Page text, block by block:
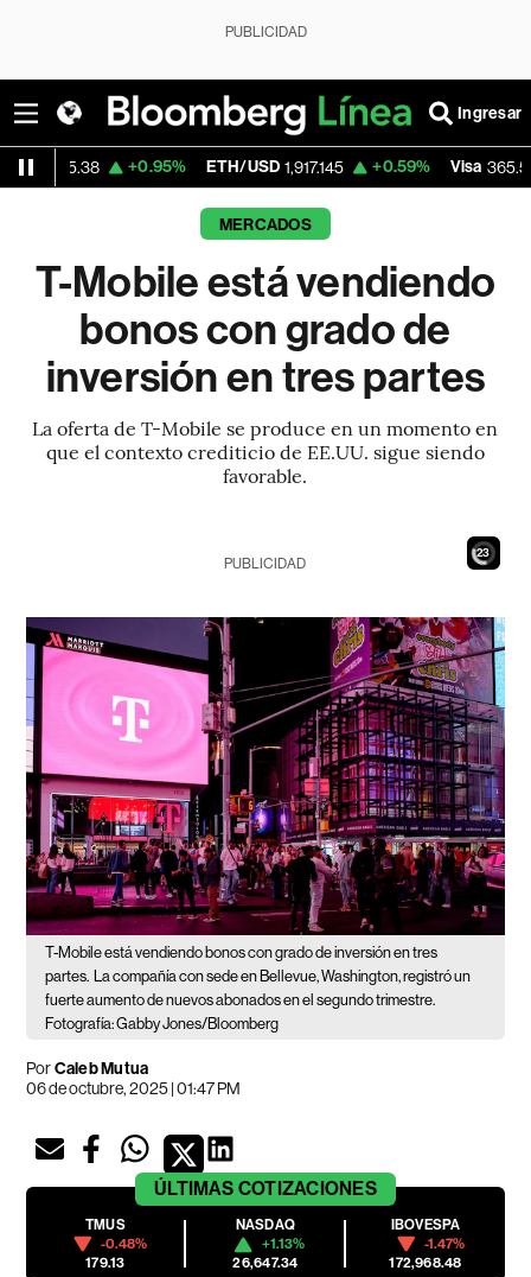
PUBLICIDAD
Ingresar
+0.95% ETH/USD 1,917.145 +0.59% Visa 365.55 -1.33%
MERCADOS
T-Mobile está vendiendo
bonos con grado de
inversión en tres partes
La oferta de T-Mobile se produce en un momento en
que el contexto crediticio de EE.UU. sigue siendo
favorable.
22
PUBLICIDAD
T-Mobile está vendiendo bonos con grado de inversión en tres
partes. La compañía con sede en Bellevue, Washington, registró un
fuerte aumento de nuevos abonados en el segundo trimestre.
Fotografía: Gabby Jones/Bloomberg
PorCaleb Mutua
06 de octubre, 2025 | 01:47 PM
ÚLTIMAS COTIZACIONES
TMUS
-0.48%
179.13
NASDAQ
+1.13%
26,647.34
IBOVESPA
-1.47%
172,968.48